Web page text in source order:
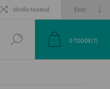
Võrdle tooteid
0TOODE(T)
EELMINEJÄRGMINE